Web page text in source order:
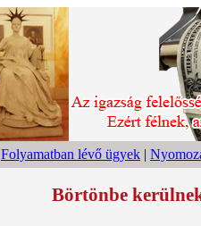
Folyamatban lévő ügyek |
Börtönbe